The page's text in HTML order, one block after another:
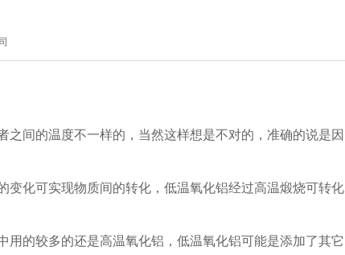
间的温度不一样的，当然这样想是不对的，准确的说是因
化可实现物质间的转化，低温氧化铝经过高温煅烧可转化
的较多的还是高温氧化铝，低温氧化铝可能是添加了其它